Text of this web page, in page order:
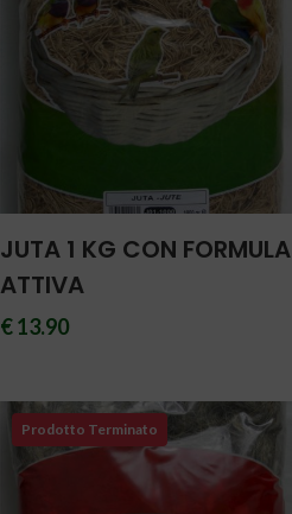
JUTA 1 KG CON FORMULA
ATTIVA
€ 13.90
Prodotto Terminato